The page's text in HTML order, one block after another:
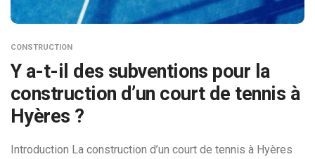
CONSTRUCTION
Y a-t-il des subventions pour la
construction d’un court de tennis à
Hyères ?
Introduction La construction d’un court de tennis à Hyères